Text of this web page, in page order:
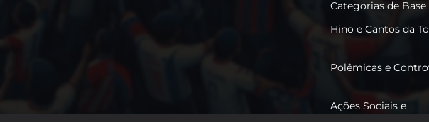
Categorias de Base
Hino e Cantos da
Polêmicas e
Ações Sociais e